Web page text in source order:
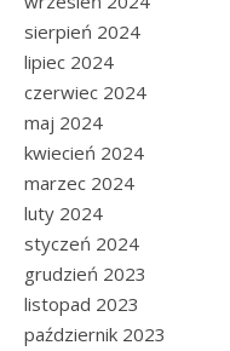
sierpień 2024
lipiec 2024
czerwiec 2024
maj 2024
kwiecień 2024
marzec 2024
luty 2024
styczeń 2024
grudzień 2023
listopad 2023
październik 2023